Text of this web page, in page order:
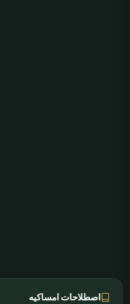
اصطلاحات امساکیه